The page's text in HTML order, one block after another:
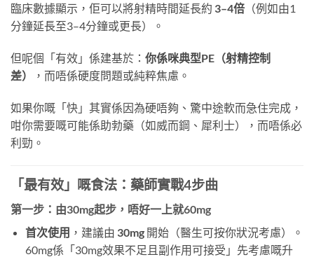
臨床數據顯示，佢可以將射精時間延長約 3–4倍 （例如由1
分鐘延長至3–4分鐘或更長）。
但呢個「有效」係建基於： 你係咪典型PE（射精控制
差）
，而唔係硬度問題或純粹焦慮。
如果你嘅「快」其實係因為硬唔夠、驚中途軟而急住完成，
咁你需要嘅可能係助勃藥（如威而鋼、犀利士），而唔係必
利勁。
「最有效」嘅食法：藥師實戰4步曲
第一步：由30mg起步，唔好一上就60mg
首次使用 ，建議由 30mg​ 開始（醫生可按你狀況考慮）。
60mg係「30mg效果不足且副作用可接受」先考慮嘅升